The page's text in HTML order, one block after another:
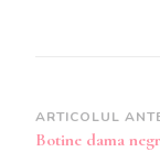
Navigare
ARTICOLUL
Botine dama